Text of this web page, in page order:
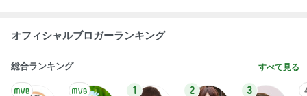
オフィシャルブロガーランキング
総合ランキング すべて見る
1 2 3